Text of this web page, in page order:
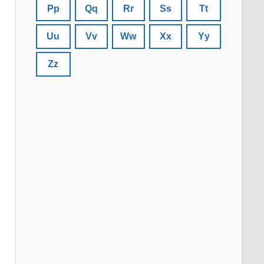
Pp Qq Rr Ss Tt
Uu Vv Ww Xx Yy
Zz